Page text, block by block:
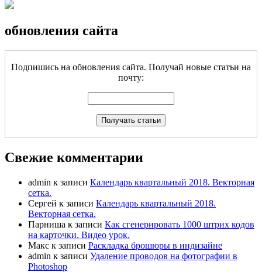
обновления сайта
Подпишись на обновления сайта. Получай новые статьи на
почту:
Свежие комментарии
admin к записи Календарь квартальный 2018. Векторная
сетка.
Сергей к записи Календарь квартальный 2018.
Векторная сетка.
Парниша к записи Как сгенерировать 1000 штрих кодов
на карточки. Видео урок.
Макс к записи Раскладка брошюры в индизайне
admin к записи Удаление проводов на фотографии в
Photoshop